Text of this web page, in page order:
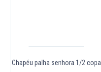
Chapéu palha senhora 1/2 copa